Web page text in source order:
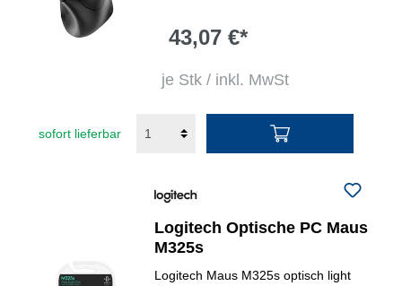
43,07 €*
je Stk / inkl. MwSt
sofort lieferbar
Logitech Optische PC Maus
M325s
Logitech Maus M325s optisch light